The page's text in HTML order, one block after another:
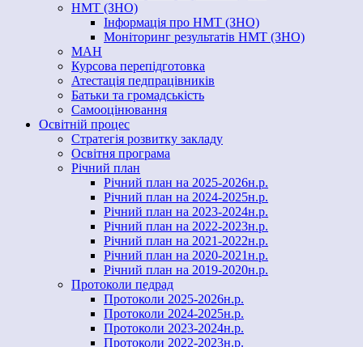
НМТ (ЗНО)
Інформація про НМТ (ЗНО)
Моніторинг результатів НМТ (ЗНО)
МАН
Курсова перепідготовка
Атестація педпрацівників
Батьки та громадськість
Самооцінювання
Освітній процес
Стратегія розвитку закладу
Освітня програма
Річний план
Річний план на 2025-2026н.р.
Річний план на 2024-2025н.р.
Річний план на 2023-2024н.р.
Річний план на 2022-2023н.р.
Річний план на 2021-2022н.р.
Річний план на 2020-2021н.р.
Річний план на 2019-2020н.р.
Протоколи педрад
Протоколи 2025-2026н.р.
Протоколи 2024-2025н.р.
Протоколи 2023-2024н.р.
Протоколи 2022-2023н.р.